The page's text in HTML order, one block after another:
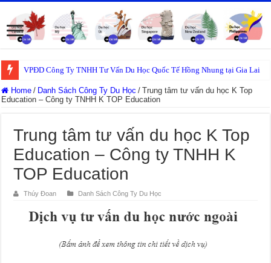
VPĐD Công Ty TNHH Tư Vấn Du Học Quốc Tế Hồng Nhung tại Gia Lai
Home / Danh Sách Công Ty Du Học / Trung tâm tư vấn du học K Top
Education – Công ty TNHH K TOP Education
Trung tâm tư vấn du học K Top
Education – Công ty TNHH K
TOP Education
Thúy Đoan Danh Sách Công Ty Du Học